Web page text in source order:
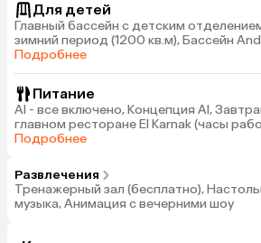
Для детей
Главный бассейн с детским
зимний период (1200 кв.м), Бассейн Andalus с детским
отделением без подогрева в зимний период (200
горок для детей, часы работы с 10:00-12:00
17:00), Детский клуб для детей от 4 до
10:30-12:00/15:00-16:30)
Подробнее
Питание
Al - все включено, Концепция Al,
главном ресторане El Karnak (часы
Поздний завтрак в ресторане Food
Подробнее
Развлечения
Тренажерный зал (бесплатно),
музыка, Анимация с вечерними шоу